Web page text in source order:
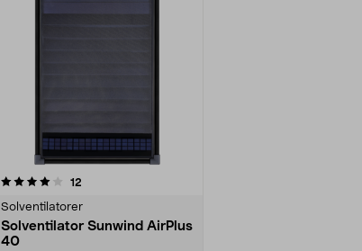
12
Solventilatorer
Solventilator Sunwind AirPlus
40